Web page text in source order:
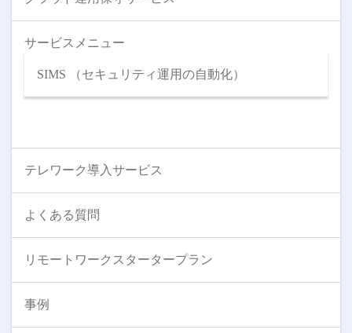
サービスメニュー
SIMS （セキュリティ運用の自動化）
テレワーク導入サービス
よくある質問
リモートワークスタータープラン
事例